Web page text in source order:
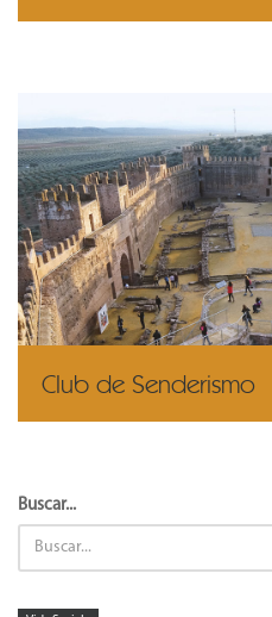
Club de Senderismo
Buscar...